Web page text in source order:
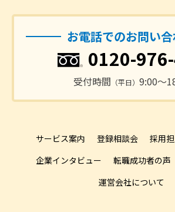
お電話でのお問い
0120-
受付時間 （平日） 9:00〜
サービス案内 登録相談会
採用
企業インタビュー
転職成功者の声
運営会社について